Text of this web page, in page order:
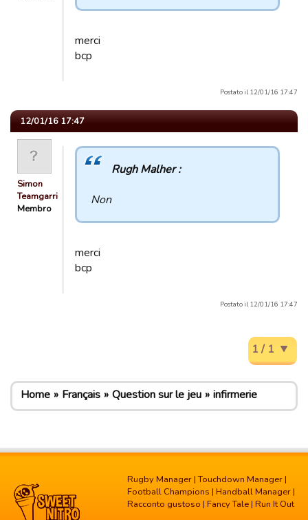
merci
bcp
Postato il 12/01/16 17:47
12/01/16 17:47
Simon
Teamgarric
Membro
Rugh Malher :
Non
merci
bcp
Postato il 12/01/16 17:47
1 / 1
Home Français Question sur le jeu infirmerie
Rugby Manager |Touchdown Manager |
Football Champions | Handball Manager |
Racconto gustoso | Fancy Tale | Run It Out